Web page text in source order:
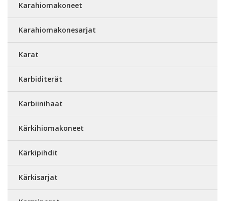
Karahiomakoneet
Karahiomakonesarjat
Karat
Karbiditerät
Karbiinihaat
Kärkihiomakoneet
Kärkipihdit
Kärkisarjat